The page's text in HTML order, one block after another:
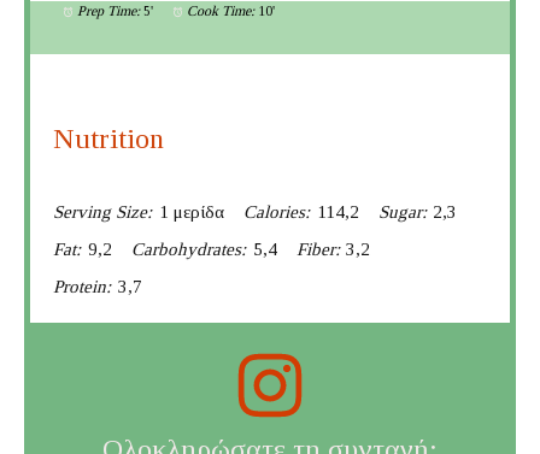
Prep Time: 5' Cook Time: 10'
Nutrition
Serving Size: 1 μερίδα Calories: 114,2 Sugar: 2,3
Fat: 9,2 Carbohydrates: 5,4 Fiber: 3,2
Protein: 3,7